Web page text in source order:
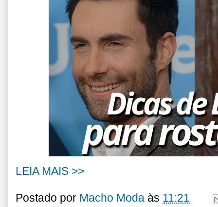
LEIA MAIS >>
Postado por Macho Moda às 11:21